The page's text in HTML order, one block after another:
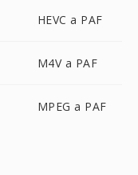
HEVC a PAF
M4V a PAF
MPEG a PAF